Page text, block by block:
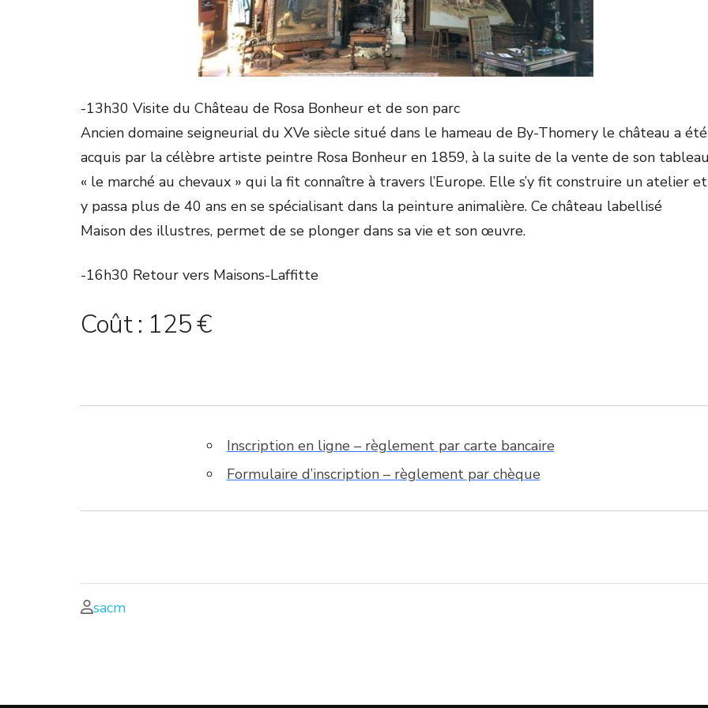
-13h30 Visite du Château de Rosa Bonheur et de son parc
Ancien domaine seigneurial du XVe siècle situé dans le hameau de By-Thomery le château a été
acquis par la célèbre artiste peintre Rosa Bonheur en 1859, à la suite de la vente de son
« le marché au chevaux » qui la fit connaître à travers l’Europe. Elle s’y fit construire un atelier et
y passa plus de 40 ans en se spécialisant dans la peinture animalière. Ce château labellisé
Maison des illustres, permet de se plonger dans sa vie et son œuvre.
-16h30 Retour vers Maisons-Laffitte
Coût : 125 €
Inscription en ligne – règlement par carte bancaire
Formulaire d’inscription – règlement par chèque
sacm